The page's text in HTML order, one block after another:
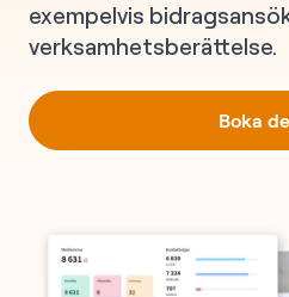
exempelvis
verksamhetsberättelse.
Boka